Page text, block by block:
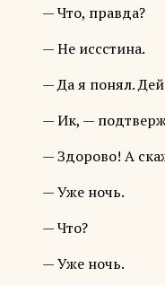
— Что, правда?
— Не иссстина.
— Да я понял.
— Ик, —
— Здорово! А
— Уже ночь.
— Что?
— Уже ночь.